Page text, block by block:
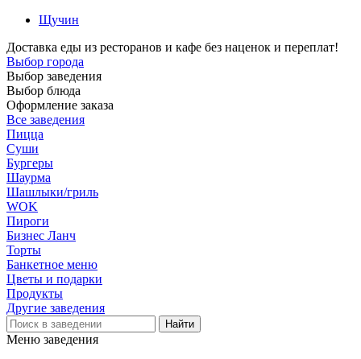
Щучин
Доставка еды из ресторанов и кафе без наценок и переплат!
Выбор города
Выбор заведения
Выбор блюда
Оформление заказа
Все заведения
Пицца
Суши
Бургеры
Шаурма
Шашлыки/гриль
WOK
Пироги
Бизнес Ланч
Торты
Банкетное меню
Цветы и подарки
Продукты
Другие заведения
Меню заведения